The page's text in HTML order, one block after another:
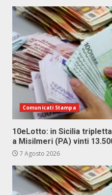
Comunicati Stampa
10eLotto: in Sicilia
a Misilmeri (PA) vinti
7 Agosto 2026